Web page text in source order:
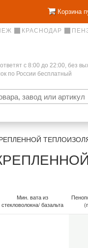
Корзина
КРАСНОДАР
c 8:00 до 22:00, без
по России бесплатный
Мин. вата из
стекловолокна/ базальта